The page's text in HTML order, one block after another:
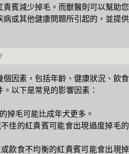
賓減少掉毛。而獸醫則可以幫助您
或其他健康問題所引起的，並提供
因素，包括年齡、健康狀況、飲食
以下是常見的影響因素：
掉毛可能比成年犬更多。
佳的紅貴賓可能會出現過度掉毛的
飲食不均衡的紅貴賓可能會出現掉